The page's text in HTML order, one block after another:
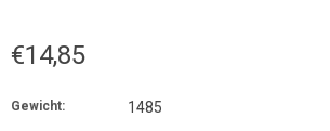
€14,85
Gewicht: 1485